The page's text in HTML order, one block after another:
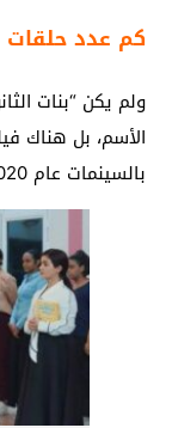
كم عدد حلقات
ولم يكن “بنات
الأسم، بل هناك
بالسينمات عام 2020.